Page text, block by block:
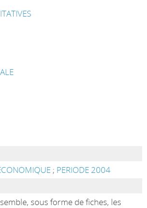
; PERIODE 2004
sous forme de fiches, les